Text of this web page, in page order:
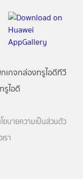
เกจกล่องทรูไอดีทีวี
รูไอดี
ยบายความเป็นส่วนตัว
รา